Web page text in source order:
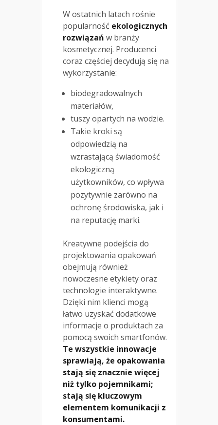
W ostatnich latach rośnie
popularność ekologicznych
rozwiązań w branży
kosmetycznej. Producenci
coraz częściej decydują się na
wykorzystanie:
biodegradowalnych
materiałów,
tuszy opartych na wodzie.
Takie kroki są
odpowiedzią na
wzrastającą świadomość
ekologiczną
użytkowników, co wpływa
pozytywnie zarówno na
ochronę środowiska, jak i
na reputację marki.
Kreatywne podejścia do
projektowania opakowań
obejmują również
nowoczesne etykiety oraz
technologie interaktywne.
Dzięki nim klienci mogą
łatwo uzyskać dodatkowe
informacje o produktach za
pomocą swoich smartfonów.
Te wszystkie innowacje
sprawiają, że opakowania
stają się znacznie więcej
niż tylko pojemnikami;
stają się kluczowym
elementem komunikacji z
konsumentami.